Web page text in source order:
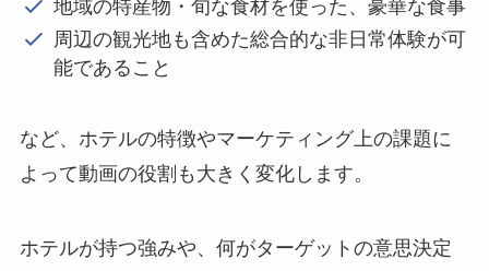
地域の特産物・旬な食材を使った、豪華な食事
周辺の観光地も含めた総合的な非日常体験が可
能であること
など、ホテルの特徴やマーケティング上の課題に
よって動画の役割も大きく変化します。
ホテルが持つ強みや、何がターゲットの意思決定